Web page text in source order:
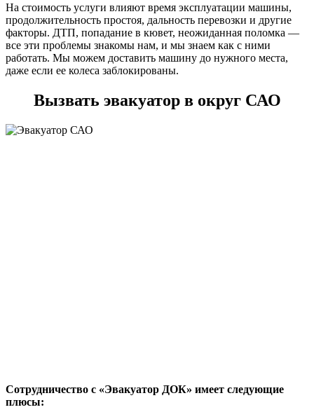
На стоимость услуги влияют время эксплуатации машины,
продолжительность простоя, дальность перевозки и другие
факторы. ДТП, попадание в кювет, неожиданная поломка —
все эти проблемы знакомы нам, и мы знаем как с ними
работать. Мы можем доставить машину до нужного места,
даже если ее колеса заблокированы.
Вызвать эвакуатор в округ САО
Сотрудничество с «Эвакуатор ДОК» имеет следующие
плюсы: